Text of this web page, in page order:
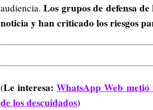
audiencia. Los grupos de defensa
noticia y han criticado los riesgos
(Le interesa: WhatsApp Web
de los descuidados)